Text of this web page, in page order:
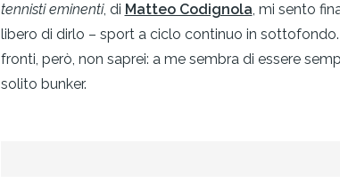
tennisti eminenti, di Matteo Codignola, mi sento
libero di dirlo – sport a ciclo continuo in sottofondo.
fronti, però, non saprei: a me sembra di essere
solito bunker.